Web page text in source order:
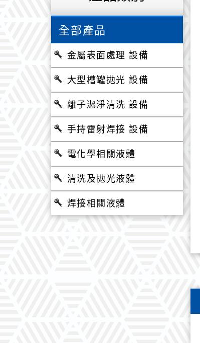
全部產品
金屬表面處理 設備
大型槽罐拋光 設備
離子潔淨清洗 設備
手持雷射焊接 設備
電化學相關液體
清洗及拋光液體
焊接相關液體